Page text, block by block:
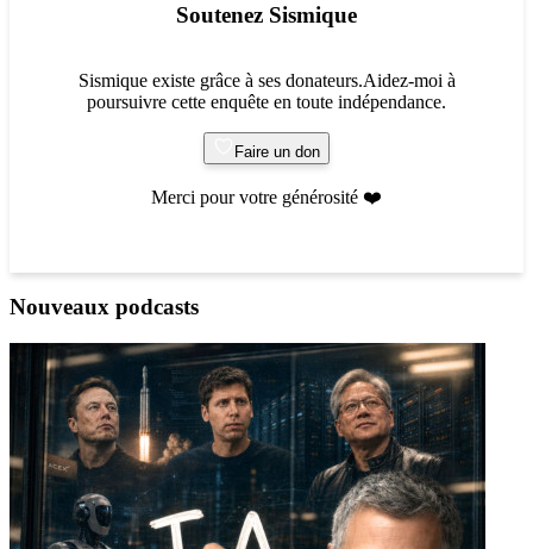
Soutenez Sismique
Sismique existe grâce à ses donateurs.Aidez-moi à
poursuivre cette enquête en toute indépendance.
Faire un don
Merci pour votre générosité ❤️
Nouveaux podcasts